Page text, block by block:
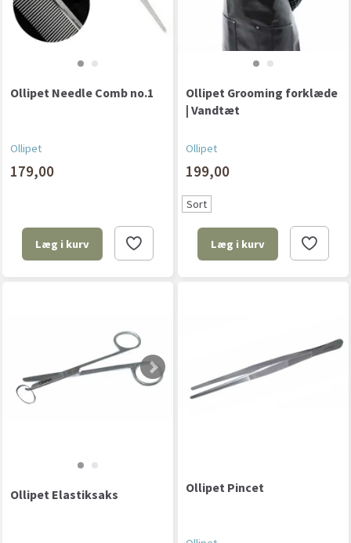
Ollipet Needle Comb no.1
Ollipet
179,00
Læg i kurv
Ollipet Grooming forklæde
| Vandtæt
Ollipet
199,00
Sort
Læg i kurv
Ollipet Elastiksaks Ollipet Pincet